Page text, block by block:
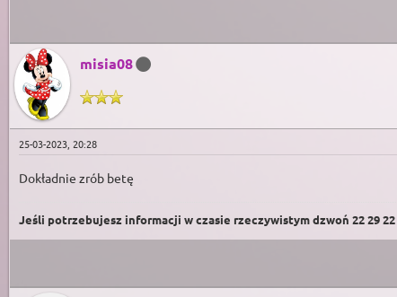
misia08
25-03-2023, 20:28
Dokładnie zrób betę
Jeśli potrzebujesz informacji w czasie rzeczywistym dzwoń 22 29